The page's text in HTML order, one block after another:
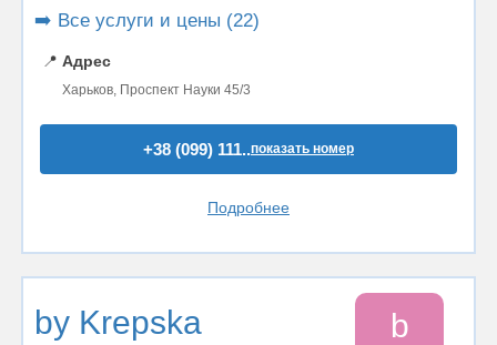
➡️ Все услуги и цены (22)
📍 Адрес
Харьков, Проспект Науки 45/3
+38 (099) 111..показать номер
Подробнее
by Krepska b